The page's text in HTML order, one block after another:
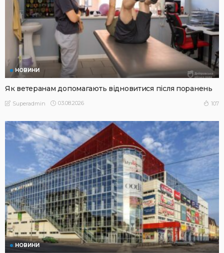
НОВИНИ
Як ветеранам допомагають відновитися після поранень
Superadmin 03.08.2026 107
НОВИНИ